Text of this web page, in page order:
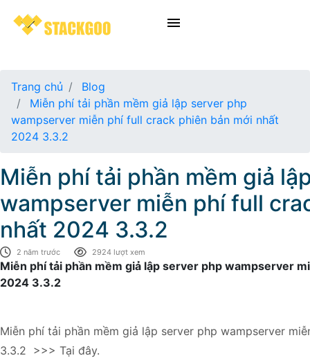
Trang chủ
Blog
Miễn phí tải phần mềm giả lập server php
wampserver miễn phí full crack phiên bản mới nhất
2024 3.3.2
Miễn phí tải phần mềm giả
wampserver miễn phí full
nhất 2024 3.3.2
2 năm trước 2924 lượt xem
Miễn phí tải phần mềm giả lập server php wampserver
2024 3.3.2
Miễn phí tải phần mềm giả lập server php wampserver
3.3.2 >>> Tại đây.